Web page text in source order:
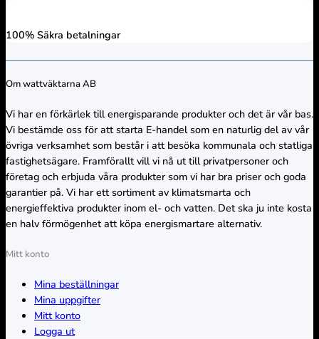
100% Säkra betalningar
Om wattväktarna AB
Vi har en förkärlek till energisparande produkter och det är vår bas.
Vi bestämde oss för att starta E-handel som en naturlig del av vår
övriga verksamhet som består i att besöka kommunala och statliga
fastighetsägare. Framförallt vill vi nå ut till privatpersoner och
företag och erbjuda våra produkter som vi har bra priser och goda
garantier på. Vi har ett sortiment av klimatsmarta och
energieffektiva produkter inom el- och vatten. Det ska ju inte kosta
en halv förmögenhet att köpa energismartare alternativ.
Mitt konto
Mina beställningar
Mina uppgifter
Mitt konto
Logga ut